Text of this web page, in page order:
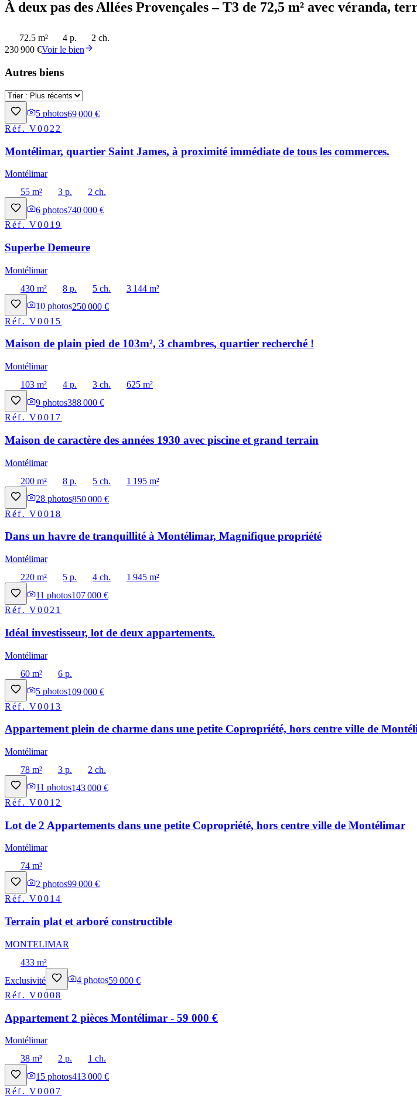
À deux pas des Allées Provençales – T3 de 72,5 m² avec véranda,
72.5 m² 4 p.
2 ch.
230 900 €Voir le bien
Autres biens
5 photos69 000 €
Réf.V0022
Montélimar, quartier Saint James, à proximité immédiate de tous les commerces.
Montélimar
55 m²
3 p.
2 ch.
6 photos740 000 €
Réf.V0019
Superbe Demeure
Montélimar
430 m²
8 p. 5 ch.
3 144 m²
10 photos250 000 €
Réf.V0015
Maison de plain pied de 103m², 3 chambres, quartier recherché !
Montélimar
103 m²
4 p. 3 ch.
625 m²
9 photos388 000 €
Réf.V0017
Maison de caractère des années 1930 avec piscine et grand terrain
Montélimar
200 m²
8 p. 5 ch.
1 195 m²
28 photos850 000 €
Réf.V0018
Dans un havre de tranquillité à Montélimar, Magnifique propriété
Montélimar
220 m²
5 p. 4 ch.
1 945 m²
11 photos107 000 €
Réf.V0021
Idéal investisseur, lot de deux appartements.
Montélimar
60 m²
6 p.
5 photos109 000 €
Réf.V0013
Appartement plein de charme dans une petite Copropriété, hors centre ville de
Montélimar
78 m²
3 p.
2 ch.
11 photos143 000 €
Réf.V0012
Lot de 2 Appartements dans une petite Copropriété, hors centre ville de Montélimar
Montélimar
74 m²
2 photos99 000 €
Réf.V0014
Terrain plat et arboré constructible
MONTELIMAR
433 m²
Exclusivité
4 photos59 000 €
Réf.V0008
Appartement 2 pièces Montélimar - 59 000 €
Montélimar
38 m²
2 p.
1 ch.
15 photos413 000 €
Réf.V0007